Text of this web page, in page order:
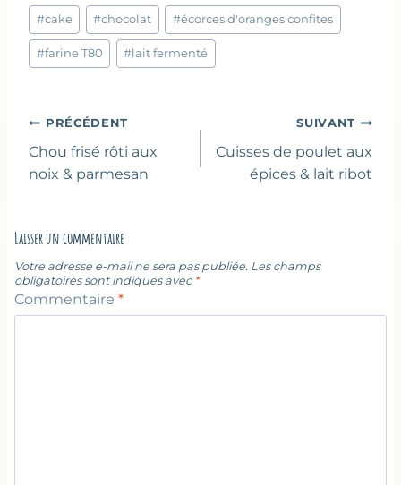
Étiquettes
de
la
#cake #chocolat #écorces d'oranges confites
#farine T80 #lait fermenté
Navigation
de
l’article
PRÉCÉDENT
Chou frisé rôti aux
noix & parmesan
SUIVANT
Cuisses de poulet aux
épices & lait ribot
Laisser un commentaire
Votre adresse e-mail ne sera pas publiée. Les champs
obligatoires sont indiqués avec *
Commentaire *